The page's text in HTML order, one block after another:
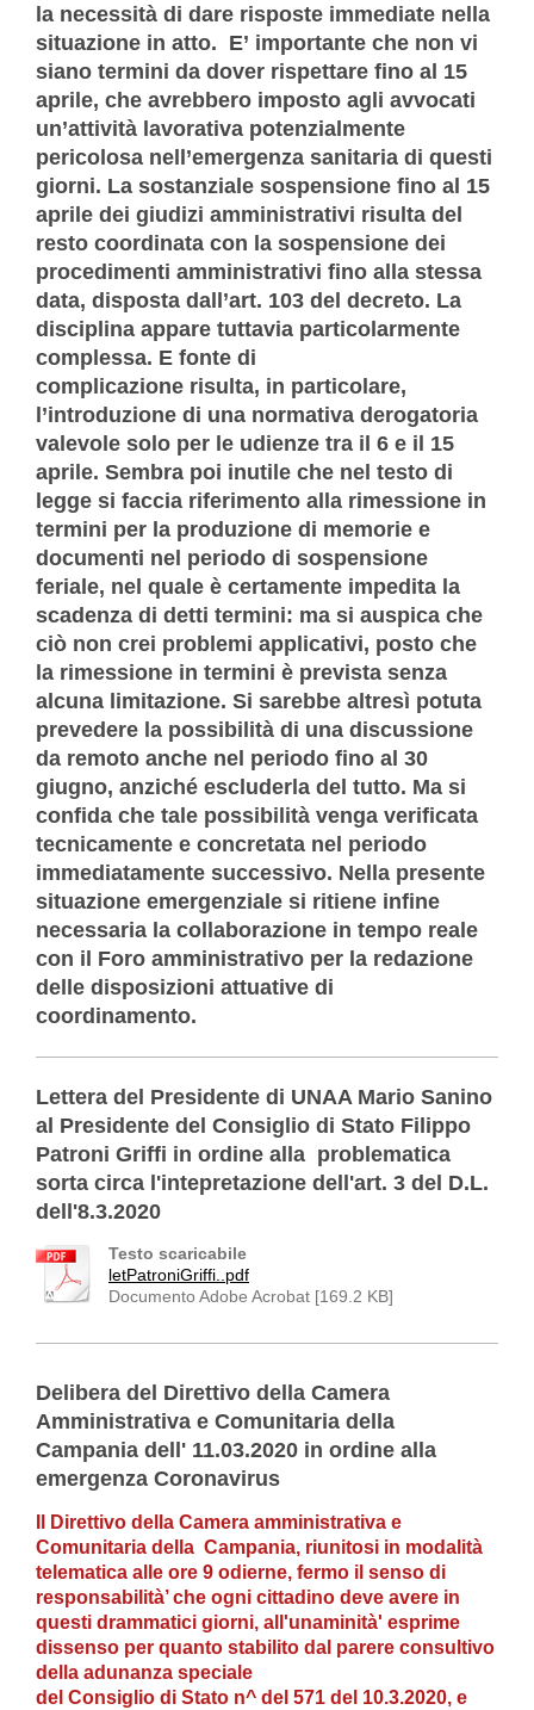
la necessità di dare risposte immediate nella
situazione in atto. E’ importante che non vi
siano termini da dover rispettare fino al 15
aprile, che avrebbero imposto agli avvocati
un’attività lavorativa potenzialmente
pericolosa nell’emergenza sanitaria di questi
giorni. La sostanziale sospensione fino al 15
aprile dei giudizi amministrativi risulta del
resto coordinata con la sospensione dei
procedimenti amministrativi fino alla stessa
data, disposta dall’art. 103 del decreto. La
disciplina appare tuttavia particolarmente
complessa. E fonte di
complicazione risulta, in particolare,
l’introduzione di una normativa derogatoria
valevole solo per le udienze tra il 6 e il 15
aprile. Sembra poi inutile che nel testo di
legge si faccia riferimento alla rimessione in
termini per la produzione di memorie e
documenti nel periodo di sospensione
feriale, nel quale è certamente impedita la
scadenza di detti termini: ma si auspica che
ciò non crei problemi applicativi, posto che
la rimessione in termini è prevista senza
alcuna limitazione. Si sarebbe altresì potuta
prevedere la possibilità di una discussione
da remoto anche nel periodo fino al 30
giugno, anziché escluderla del tutto. Ma si
confida che tale possibilità venga verificata
tecnicamente e concretata nel periodo
immediatamente successivo. Nella presente
situazione emergenziale si ritiene infine
necessaria la collaborazione in tempo reale
con il Foro amministrativo per la redazione
delle disposizioni attuative di
coordinamento.
Lettera del Presidente di UNAA Mario Sanino
al Presidente del Consiglio di Stato Filippo
Patroni Griffi in ordine alla problematica
sorta circa l'intepretazione dell'art. 3 del D.L.
dell'8.3.2020
Testo scaricabile
letPatroniGriffi..pdf
Documento Adobe Acrobat [169.2 KB]
Delibera del Direttivo della Camera
Amministrativa e Comunitaria della
Campania dell' 11.03.2020 in ordine alla
emergenza Coronavirus
Il Direttivo della Camera amministrativa e
Comunitaria della Campania, riunitosi in modalità
telematica alle ore 9 odierne, fermo il senso di
responsabilità’ che ogni cittadino deve avere in
questi drammatici giorni, all'unaminità' esprime
dissenso per quanto stabilito dal parere consultivo
della adunanza speciale
del Consiglio di Stato n^ del 571 del 10.3.2020, e